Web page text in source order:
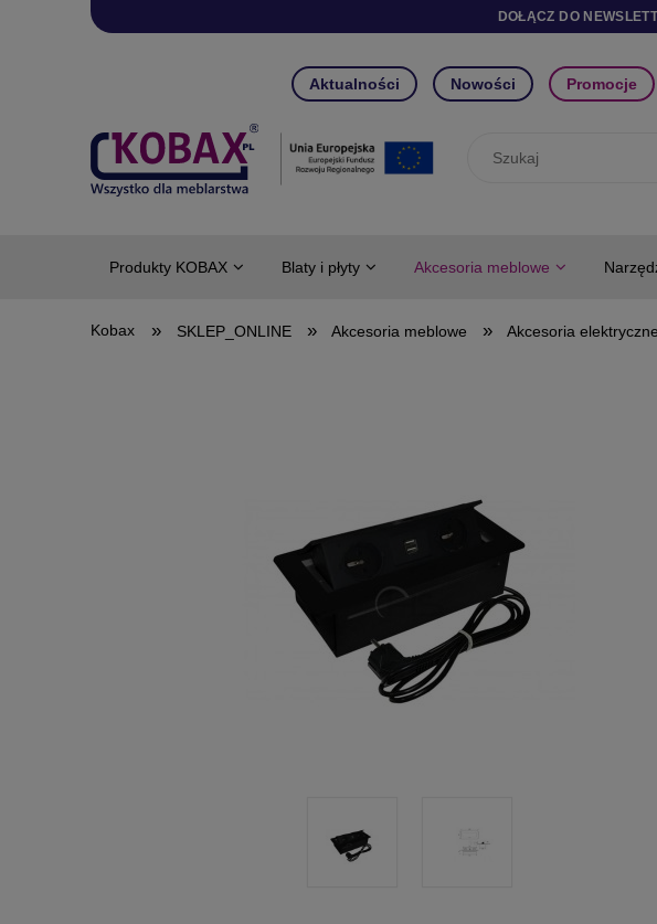
DOŁĄCZ DO
Aktualności Nowości Promocje
Produkty KOBAX Blaty i płyty Akcesoria meblowe
» SKLEP_ONLINE » Akcesoria meblowe » Akcesoria elektryczne